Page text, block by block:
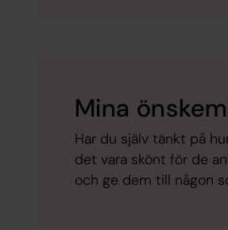
Mina
Har du själv tänkt på
det vara skönt för de
och ge dem till någon